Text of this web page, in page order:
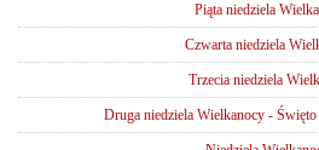
Piąta niedziela
Czwarta niedziela
Trzecia niedziela
Druga niedziela Wielkanocy -